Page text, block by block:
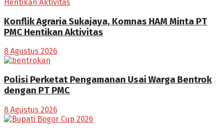
Konflik Agraria Sukajaya, Komnas HAM Minta PT
PMC Hentikan Aktivitas
8 Agustus 2026
Polisi Perketat Pengamanan Usai Warga Bentrok
dengan PT PMC
8 Agustus 2026